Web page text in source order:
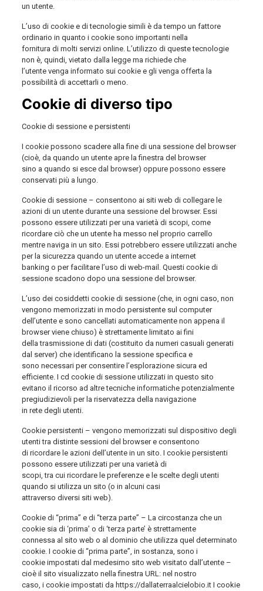
un utente.
L’uso di cookie e di tecnologie simili è da tempo un fattore
ordinario in quanto i cookie sono importanti nella
fornitura di molti servizi online. L’utilizzo di queste tecnologie
non è, quindi, vietato dalla legge ma richiede che
l’utente venga informato sui cookie e gli venga offerta la
possibilità di accettarli o meno.
Cookie di diverso tipo
Cookie di sessione e persistenti
I cookie possono scadere alla fine di una sessione del browser
(cioè, da quando un utente apre la finestra del browser
sino a quando si esce dal browser) oppure possono essere
conservati più a lungo.
Cookie di sessione – consentono ai siti web di collegare le
azioni di un utente durante una sessione del browser. Essi
possono essere utilizzati per una varietà di scopi, come
ricordare ciò che un utente ha messo nel proprio carrello
mentre naviga in un sito. Essi potrebbero essere utilizzati anche
per la sicurezza quando un utente accede a internet
banking o per facilitare l’uso di web-mail. Questi cookie di
sessione scadono dopo una sessione del browser.
L’uso dei cosiddetti cookie di sessione (che, in ogni caso, non
vengono memorizzati in modo persistente sul computer
dell’utente e sono cancellati automaticamente non appena il
browser viene chiuso) è strettamente limitato ai fini
della trasmissione di dati (costituito da numeri casuali generati
dal server) che identificano la sessione specifica e
sono necessari per consentire l’esplorazione sicura ed
efficiente. I cd cookie di sessione utilizzati in questo sito
evitano il ricorso ad altre tecniche informatiche potenzialmente
pregiudizievoli per la riservatezza della navigazione
in rete degli utenti.
Cookie persistenti – vengono memorizzati sul dispositivo degli
utenti tra distinte sessioni del browser e consentono
di ricordare le azioni dell’utente in un sito. I cookie persistenti
possono essere utilizzati per una varietà di
scopi, tra cui ricordare le preferenze e le scelte degli utenti
quando si utilizza un sito (o in alcuni casi
attraverso diversi siti web).
Cookie di “prima” e di “terza parte” – La circostanza che un
cookie sia di ‘prima’ o di ‘terza parte’ è strettamente
connessa al sito web o al dominio che utilizza quel determinato
cookie. I cookie di “prima parte”, in sostanza, sono i
cookie impostati dal medesimo sito web visitato dall’utente –
cioè il sito visualizzato nella finestra URL: nel nostro
caso, i cookie impostati da https://dallaterraalcielobio.it I cookie